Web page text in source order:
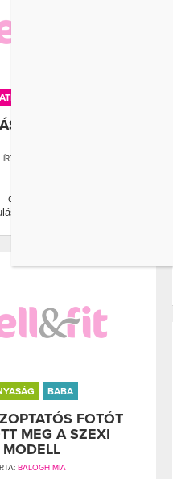
A MELLRÁK
ÍRTA:
a mellrák
kockázatát
BABA
FOTÓT
MEG A SZEXI
MODELL
ÍRTA: BALOGH MIA